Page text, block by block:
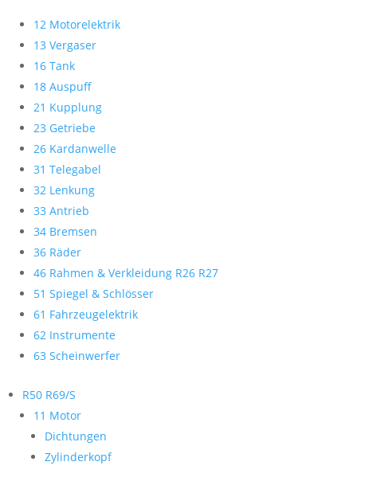
12 Motorelektrik
13 Vergaser
16 Tank
18 Auspuff
21 Kupplung
23 Getriebe
26 Kardanwelle
31 Telegabel
32 Lenkung
33 Antrieb
34 Bremsen
36 Räder
46 Rahmen & Verkleidung R26 R27
51 Spiegel & Schlösser
61 Fahrzeugelektrik
62 Instrumente
63 Scheinwerfer
R50 R69/S
11 Motor
Dichtungen
Zylinderkopf